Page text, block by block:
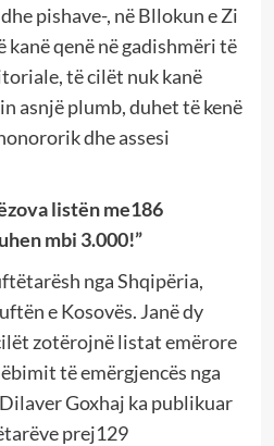
pishave-, në Bllokun e Zi
kanë qenë në gadishmëri të
të cilët nuk kanë
asnjë plumb, duhet të kenë
dhe assesi
listën me186
mbi 3.000!”
nga Shqipëria,
e Kosovës. Janë dy
zotërojnë listat emërore
të emërgjencës nga
Goxhaj ka publikuar
prej129